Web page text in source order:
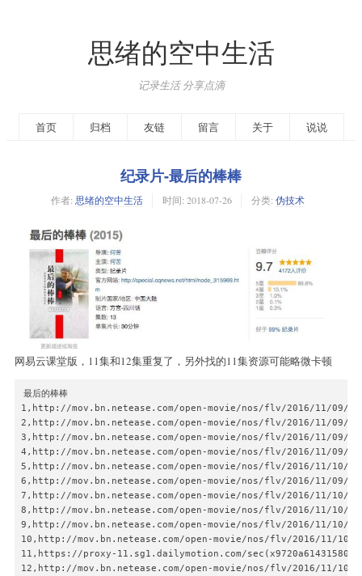
思绪的空中生活
记录生活 分享点滴
首页 归档 友链 留言 关于 说说
纪录片-最后的棒棒
作者: 思绪的空中生活 时间: 2018-07-26 分类: 伪技术
网易云课堂版，11集和12集重复了，另外找的11集资源可能略微卡顿
最后的棒棒
1,http://mov.bn.netease.com/open-movie/nos/flv/2016/11/09/
2,http://mov.bn.netease.com/open-movie/nos/flv/2016/11/09/
3,http://mov.bn.netease.com/open-movie/nos/flv/2016/11/09/
4,http://mov.bn.netease.com/open-movie/nos/flv/2016/11/09/
5,http://mov.bn.netease.com/open-movie/nos/flv/2016/11/10/
6,http://mov.bn.netease.com/open-movie/nos/flv/2016/11/09/
7,http://mov.bn.netease.com/open-movie/nos/flv/2016/11/10/
8,http://mov.bn.netease.com/open-movie/nos/flv/2016/11/10/
9,http://mov.bn.netease.com/open-movie/nos/flv/2016/11/10/
10,http://mov.bn.netease.com/open-movie/nos/flv/2016/11/10/
11,https://proxy-11.sg1.dailymotion.com/
12,http://mov.bn.netease.com/open-movie/nos/flv/2016/11/10/